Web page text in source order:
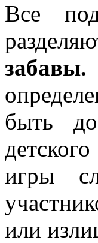
Все
забавы.
быть
игры
или